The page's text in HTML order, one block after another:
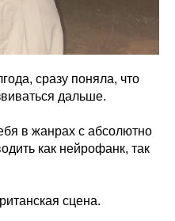
сразу поняла, что
дальше.
в жанрах с абсолютно
как нейрофанк, так
сцена.